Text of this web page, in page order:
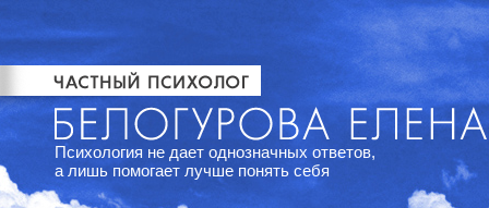
Психология не дает однозначных ответов,
а лишь помогает лучше понять себя